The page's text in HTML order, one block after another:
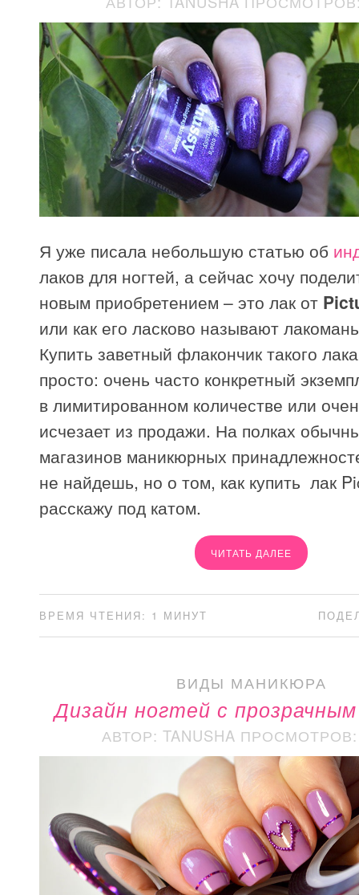
Я уже писала небольшую статью об
лаков для ногтей, а сейчас хочу
новым приобретением – это лак от
или как его ласково называют
Купить заветный флакончик такого
просто: очень часто конкретный
в лимитированном количестве или
исчезает из продажи. На полках
магазинов маникюрных
не найдешь, но о том, как купить лак
расскажу под катом.
ЧИТАТЬ ДАЛЕЕ
ВРЕМЯ ЧТЕНИЯ: 1 МИНУТ
ВИДЫ МАНИКЮРА
Дизайн ногтей с
АВТОР: TANUSHA ПРОСМОТРОВ: